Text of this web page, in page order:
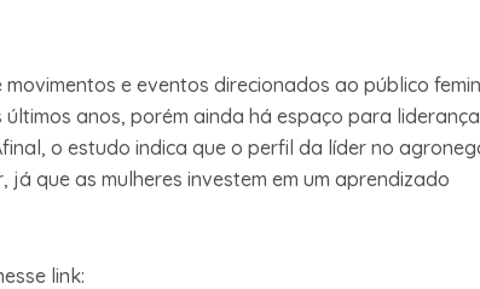
e eventos direcionados ao público
anos, porém ainda há espaço para
o estudo indica que o perfil da líder no
que as mulheres investem em um aprendizado
link: